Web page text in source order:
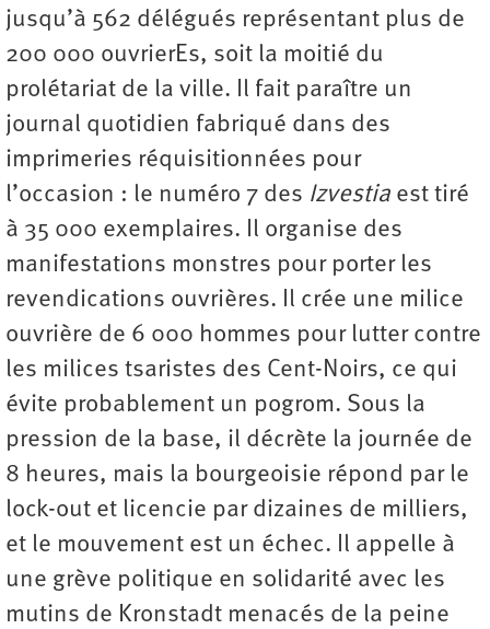
jusqu’à 562 délégués représentant plus de
200 000 ouvrierEs, soit la moitié du
prolétariat de la ville. Il fait paraître un
journal quotidien fabriqué dans des
imprimeries réquisitionnées pour
l’occasion : le numéro 7 des Izvestia est tiré
à 35 000 exemplaires. Il organise des
manifestations monstres pour porter les
revendications ouvrières. Il crée une milice
ouvrière de 6 000 hommes pour lutter contre
les milices tsaristes des Cent-Noirs, ce qui
évite probablement un pogrom. Sous la
pression de la base, il décrète la journée de
8 heures, mais la bourgeoisie répond par le
lock-out et licencie par dizaines de milliers,
et le mouvement est un échec. Il appelle à
une grève politique en solidarité avec les
mutins de Kronstadt menacés de la peine